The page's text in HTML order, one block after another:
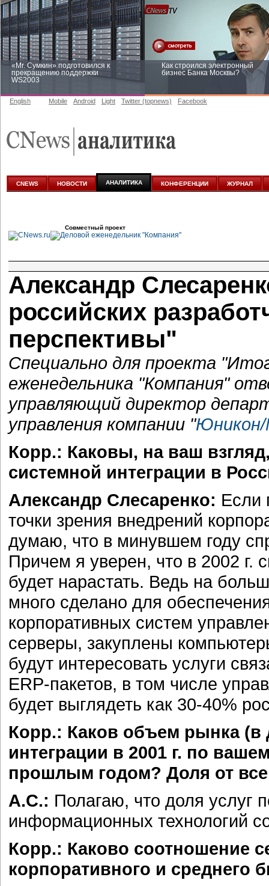
«Mr. Сумкин» подготовился к
прекращению поддержки
WS2003
Как строился электронный
бизнес Банка Москвы?
аналитике
English Mobile Android Light Twitter (topnews) Facebook
CNEWS НОВОСТИ АНАЛИТИКА КОНФЕРЕНЦИИ ЖУРНАЛ
Совместный проект
Александр
российских
перспективы"
Специально для проекта
еженедельника "Компания"
управляющий директор
управления компании "Юникон/
Корр.: Каковы, на ваш
системной интеграции в
Александр Слесаренко: Если
точки зрения внедрений
думаю, что в минувшем году
Причем я уверен, что в 2002 г.
будет нарастать. Ведь на
много сделано для
корпоративных систем
серверы, закуплены
будут интересовать услуги
ERP-пакетов, в том числе
будет выглядеть как 30-40%
Корр.: Каков объем рынка
интеграции в 2001 г. по
прошлым годом? Доля от
А.С.: Полагаю, что доля услуг
информационных технологий
Корр.: Каково соотношение
корпоративного и среднего